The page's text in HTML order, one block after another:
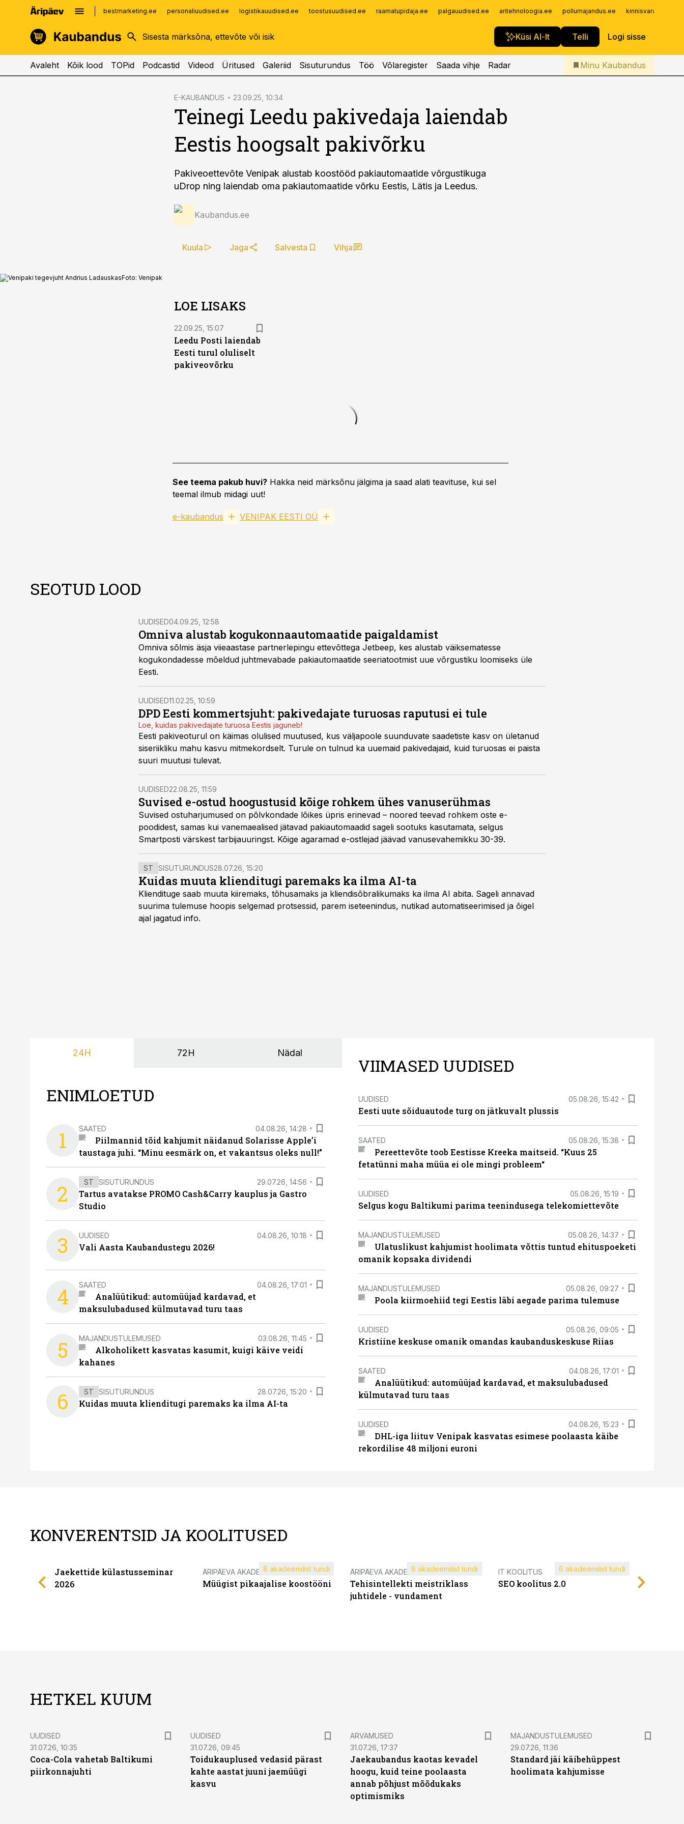
bestmarketing.ee personaliuudised.ee logistikauudised.ee toostusuudised.ee raamatupidaja.ee palgauudised.ee aritehnoloogia.ee pollumajandus.ee
Küsi AI-lt Telli Logi sisse
kinnisvarauudised.ee
logistikauudised.ee
imelineajalugu.ee
Infopank
Iseteenindus
Telli Kaubandus
Avaleht Kõik lood TOPid Podcastid Videod Üritused Galeriid Sisuturundus Töö Võlaregister Saada vihje Radar Minu Kaubandus
E-KAUBANDUS 23.09.25, 10:34
Teinegi Leedu pakivedaja laiendab
Eestis hoogsalt pakivõrku
Pakiveoettevõte Venipak alustab koostööd pakiautomaatide võrgustikuga
uDrop ning laiendab oma pakiautomaatide võrku Eestis, Lätis ja Leedus.
Kaubandus.ee
Kuula Jaga Salvesta Vihja
Venipaki tegevjuht Andrius LadauskasFoto: Venipak
LOE LISAKS
22.09.25, 15:07
Leedu Posti laiendab
Eesti turul oluliselt
pakiveovõrku
See teema pakub huvi? Hakka neid märksõnu jälgima ja saad alati teavituse, kui sel
teemal ilmub midagi uut!
e-kaubandus VENIPAK EESTI OÜ
SEOTUD LOOD
UUDISED04.09.25, 12:58
Omniva alustab kogukonnaautomaatide paigaldamist
Omniva sõlmis äsja viieaastase partnerlepingu ettevõttega Jetbeep, kes alustab väiksematesse
kogukondadesse mõeldud juhtmevabade pakiautomaatide seeriatootmist uue võrgustiku loomiseks üle
Eesti.
UUDISED11.02.25, 10:59
DPD Eesti kommertsjuht: pakivedajate turuosas raputusi ei tule
Loe, kuidas pakivedajate turuosa Eestis jaguneb!
Eesti pakiveoturul on käimas olulised muutused, kus väljapoole suunduvate saadetiste kasv on ületanud
siseriikliku mahu kasvu mitmekordselt. Turule on tulnud ka uuemaid pakivedajaid, kuid turuosas ei paista
suuri muutusi tulevat.
UUDISED22.08.25, 11:59
Suvised e-ostud hoogustusid kõige rohkem ühes vanuserühmas
Suvised ostuharjumused on põlvkondade lõikes üpris erinevad – noored teevad rohkem oste e-
poodidest, samas kui vanemaealised jätavad pakiautomaadid sageli sootuks kasutamata, selgus
Smartposti värskest tarbijauuringst. Kõige agaramad e-ostlejad jäävad vanusevahemikku 30-39.
ST SISUTURUNDUS28.07.26, 15:20
Kuidas muuta klienditugi paremaks ka ilma AI-ta
Kliendituge saab muuta kiiremaks, tõhusamaks ja kliendisõbralikumaks ka ilma AI abita. Sageli annavad
suurima tulemuse hoopis selgemad protsessid, parem iseteenindus, nutikad automatiseerimised ja õigel
ajal jagatud info.
24H 72H Nädal
ENIMLOETUD
1 SAATED 04.08.26, 14:28
Piilmannid tõid kahjumit näidanud Solarisse Apple’i
taustaga juhi. “Minu eesmärk on, et vakantsus oleks null!”
2 ST SISUTURUNDUS 29.07.26, 14:56
Tartus avatakse PROMO Cash&Carry kauplus ja Gastro
Studio
3 UUDISED 04.08.26, 10:18
Vali Aasta Kaubandustegu 2026!
4 SAATED 04.08.26, 17:01
Analüütikud: automüüjad kardavad, et
maksulubadused külmutavad turu taas
5 MAJANDUSTULEMUSED 03.08.26, 11:45
Alkoholikett kasvatas kasumit, kuigi käive veidi
kahanes
6 ST SISUTURUNDUS 28.07.26, 15:20
Kuidas muuta klienditugi paremaks ka ilma AI-ta
VIIMASED UUDISED
UUDISED 05.08.26, 15:42
Eesti uute sõiduautode turg on jätkuvalt plussis
SAATED 05.08.26, 15:38
Pereettevõte toob Eestisse Kreeka maitseid. “Kuus 25
fetatünni maha müüa ei ole mingi probleem“
UUDISED 05.08.26, 15:19
Selgus kogu Baltikumi parima teenindusega telekomiettevõte
MAJANDUSTULEMUSED 05.08.26, 14:37
Ulatuslikust kahjumist hoolimata võttis tuntud ehituspoeketi
omanik kopsaka dividendi
MAJANDUSTULEMUSED 05.08.26, 09:27
Poola kiirmoehiid tegi Eestis läbi aegade parima tulemuse
UUDISED 05.08.26, 09:05
Kristiine keskuse omanik omandas kaubanduskeskuse Riias
SAATED 04.08.26, 17:01
Analüütikud: automüüjad kardavad, et maksulubadused
külmutavad turu taas
UUDISED 04.08.26, 15:23
DHL-iga liituv Venipak kasvatas esimese poolaasta käibe
rekordilise 48 miljoni euroni
KONVERENTSID JA KOOLITUSED
Jaekettide külastusseminar
2026
ÄRIPÄEVA AKADEEMIA
Müügist pikaajalise koostööni
8 akadeemilist tundi ÄRIPÄEVA AKADEEMIA
Tehisintellekti meistriklass
juhtidele - vundament
8 akadeemilist tundi IT KOOLITUS
SEO koolitus 2.0
6 akadeemilist tundi
HETKEL KUUM
UUDISED
31.07.26, 10:35
Coca-Cola vahetab Baltikumi
piirkonnajuhti
UUDISED
31.07.26, 09:45
Toidukauplused vedasid pärast
kahte aastat juuni jaemüügi
kasvu
ARVAMUSED
31.07.26, 17:37
Jaekaubandus kaotas kevadel
hoogu, kuid teine poolaasta
annab põhjust mõõdukaks
optimismiks
MAJANDUSTULEMUSED
29.07.26, 11:36
Standard jäi käibehüppest
hoolimata kahjumisse